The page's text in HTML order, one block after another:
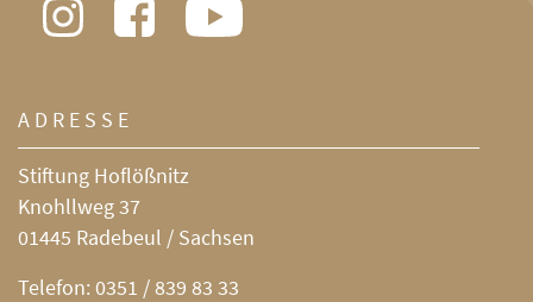
ADRESSE
Stiftung Hoflößnitz
Knohllweg 37
01445 Radebeul / Sachsen
Telefon: 0351 / 839 83 33